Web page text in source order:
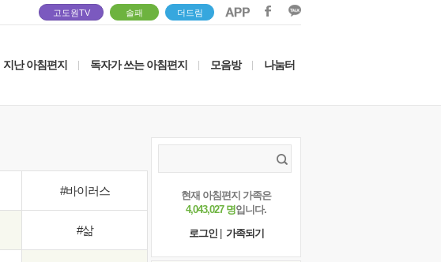
고도원TV 솔패 더드림
지난 아침편지 독자가 쓰는 아침편지 모음방 나눔터
#바이러스
#삶
현재 아침편지 가족은
4,043,027 명입니다.
로그인
가족되기